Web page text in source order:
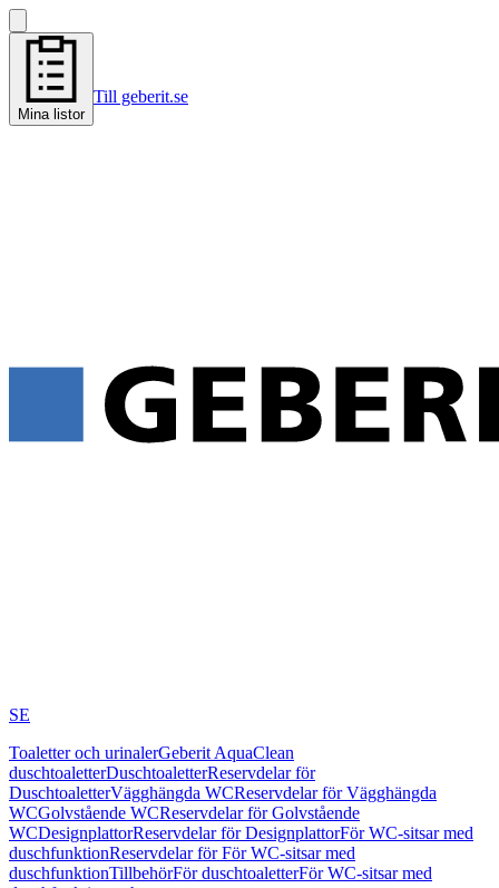
Mina listor
Till geberit.se
SE
Toaletter och urinalerGeberit AquaClean
duschtoaletterDuschtoaletterReservdelar för
DuschtoaletterVägghängda WCReservdelar för Vägghängda
WCGolvstående WCReservdelar för Golvstående
WCDesignplattorReservdelar för DesignplattorFör WC-sitsar med
duschfunktionReservdelar för För WC-sitsar med
duschfunktionTillbehörFör duschtoaletterFör WC-sitsar med